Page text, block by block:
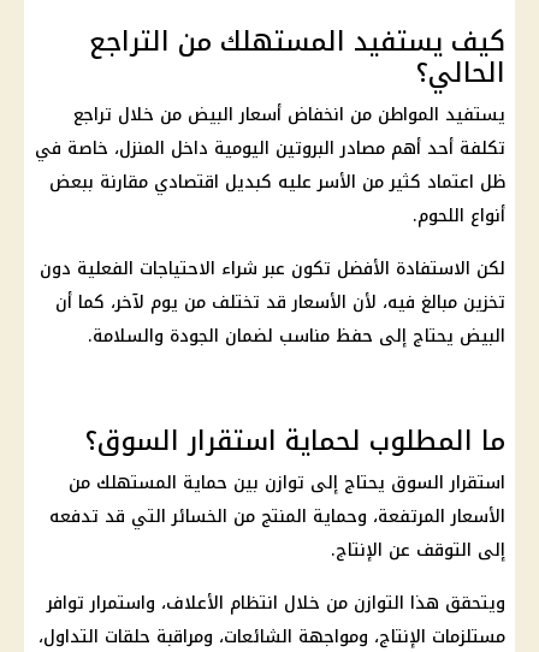
كيف يستفيد المستهلك من التراجع
الحالي؟
يستفيد المواطن من انخفاض أسعار البيض من خلال تراجع
تكلفة أحد أهم مصادر البروتين اليومية داخل المنزل، خاصة في
ظل اعتماد كثير من الأسر عليه كبديل اقتصادي مقارنة ببعض
أنواع اللحوم.
لكن الاستفادة الأفضل تكون عبر شراء الاحتياجات الفعلية دون
تخزين مبالغ فيه، لأن الأسعارقد تختلف من يوم لآخر، كما أن
البيض يحتاج إلى حفظ مناسب لضمان الجودة والسلامة.
ما المطلوب لحماية استقرار السوق؟
استقرار السوق يحتاج إلى توازن بين حماية المستهلك من
الأسعارالمرتفعة، وحماية المنتج من الخسائر التي قد تدفعه
إلى التوقف عن الإنتاج.
ويتحقق هذا التوازن من خلال انتظام الأعلاف، واستمرار توافر
مستلزمات الإنتاج، ومواجهة الشائعات، ومراقبة حلقات التداول،